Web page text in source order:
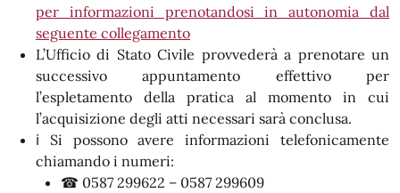
per informazioni prenotandosi in autonomia dal
seguente collegamento
L’Ufficio di Stato Civile provvederà a prenotare un
successivo appuntamento effettivo per
l’espletamento della pratica al momento in cui
l’acquisizione degli atti necessari sarà conclusa.
ℹ Si possono avere informazioni telefonicamente
chiamando i numeri:
☎ 0587 299622 – 0587 299609